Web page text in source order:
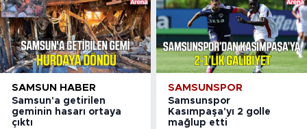
SAMSUN HABER
Samsun'a getirilen
geminin hasarı ortaya
çıktı
SAMSUNSPOR
Samsunspor
Kasımpaşa'yı 2 golle
mağlup etti